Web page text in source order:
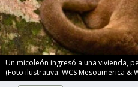
Un micoleón ingresó a una vivienda,
(Foto ilustrativa: WCS Mesoamerica &